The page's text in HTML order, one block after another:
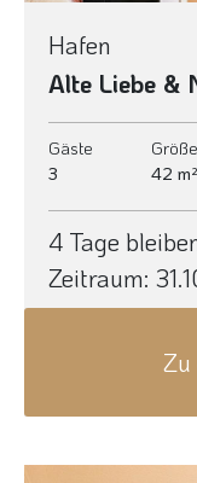
Hafen
Alte Liebe &
Gäste
3
Größe
42 m²
4 Tage
Zeitraum:
Zu